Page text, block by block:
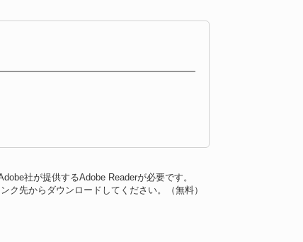
社が提供するAdobe Readerが必要です。
ク先からダウンロードしてください。（無料）